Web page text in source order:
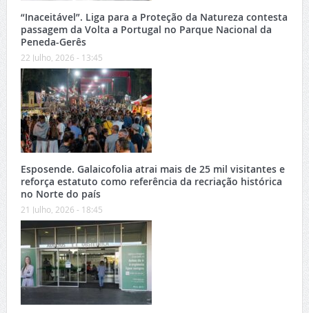
“Inaceitável”. Liga para a Proteção da Natureza contesta
passagem da Volta a Portugal no Parque Nacional da
Peneda-Gerês
22 Julho, 2026 - 13:45
Esposende. Galaicofolia atrai mais de 25 mil visitantes e
reforça estatuto como referência da recriação histórica
no Norte do país
21 Julho, 2026 - 18:45